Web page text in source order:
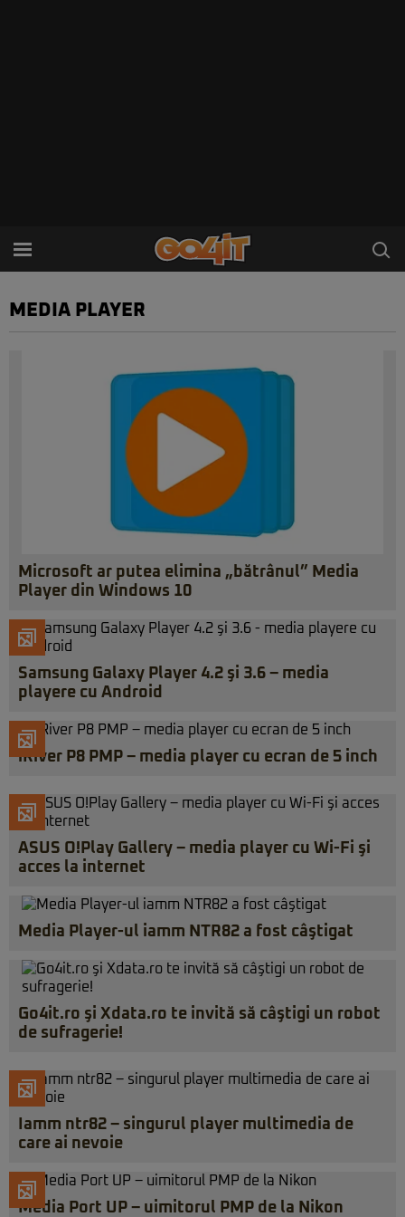
MEDIA PLAYER
Microsoft ar putea elimina „bătrânul” Media
Player din Windows 10
Samsung Galaxy Player 4.2 şi 3.6 – media
playere cu Android
iRiver P8 PMP – media player cu ecran de 5 inch
ASUS O!Play Gallery – media player cu Wi-Fi şi
acces la internet
Media Player-ul iamm NTR82 a fost câştigat
Go4it.ro şi Xdata.ro te invită să câştigi un robot
de sufragerie!
Iamm ntr82 – singurul player multimedia de
care ai nevoie
Media Port UP – uimitorul PMP de la Nikon